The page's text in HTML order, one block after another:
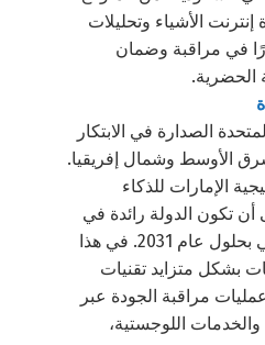
الأشياء وتحليلات
في مراقبة وضمان
الحضرية.
الصدارة في الابتكار
الأوسط وشمال إفريقيا.
الإمارات للذكاء
تكون الدولة رائدة في
مجال الذكاء الاصطناعي بحلول عام 2031. في هذا
بشكل متزايد تقنيات
مراقبة الجودة عبر
اللوجستية،
Switch The
English